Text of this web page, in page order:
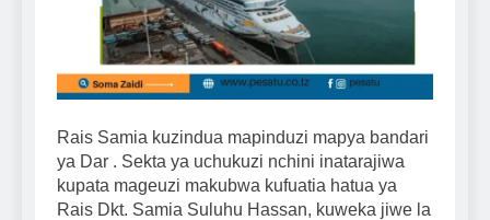
Rais Samia kuzindua mapinduzi mapya bandari
ya Dar . Sekta ya uchukuzi nchini inatarajiwa
kupata mageuzi makubwa kufuatia hatua ya
Rais Dkt. Samia Suluhu Hassan, kuweka jiwe la